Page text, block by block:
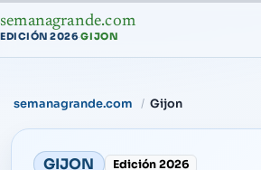
semanagrande.com
EDICIÓN 2026·GIJON
semanagrande.com Gijon
GIJON Edición 2026